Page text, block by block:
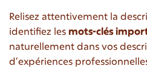
Relisez attentivement la
identifiez les mots-clés
naturellement dans vos
d’expériences